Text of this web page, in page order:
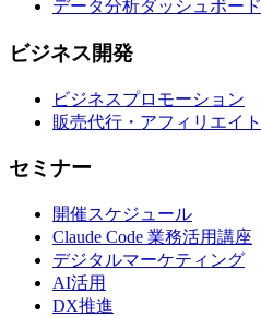
データ分析ダッシュボード
ビジネス開発
ビジネスプロモーション
販売代行・アフィリエイト
セミナー
開催スケジュール
Claude Code 業務活用講座
デジタルマーケティング
AI活用
DX推進